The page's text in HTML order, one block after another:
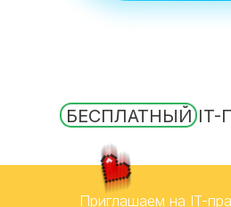
Приглашаем на IT-
БЕСПЛАТНЫЙ IT-